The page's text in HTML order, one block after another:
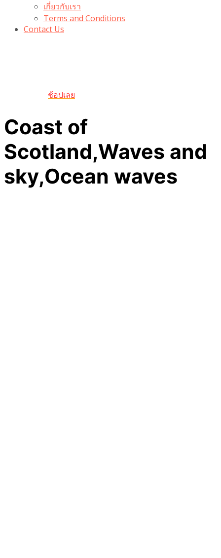
เกี่ยวกับเรา
Terms and Conditions
Contact Us
ช้อปเลย
Coast of
Scotland,Waves and
sky,Ocean waves